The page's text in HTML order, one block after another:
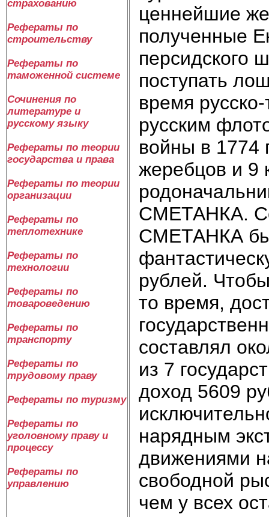
страхованию
Рефераты по
строительству
Рефераты по
таможенной системе
Сочинения по
литературе и
русскому языку
Рефераты по теории
государства и права
Рефераты по теории
организации
Рефераты по
теплотехнике
Рефераты по
технологии
Рефераты по
товароведению
Рефераты по
транспорту
Рефераты по
трудовому праву
Рефераты по туризму
Рефераты по
уголовному праву и
процессу
Рефераты по
управлению
ценнейшие
полученные
персидского
поступать
время
русским
войны в 1774
жеребцов и 9
СМЕТАНКА.
СМЕТАНКА
рублей.
то время,
составлял
из 7
доход 5609
нарядным
движениями
свободной
чем у всех